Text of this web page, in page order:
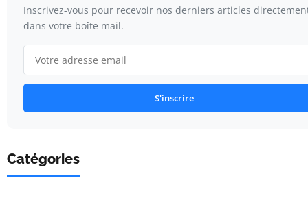
Inscrivez-vous pour recevoir nos derniers articles
dans votre boîte mail.
S'inscrire
Catégories